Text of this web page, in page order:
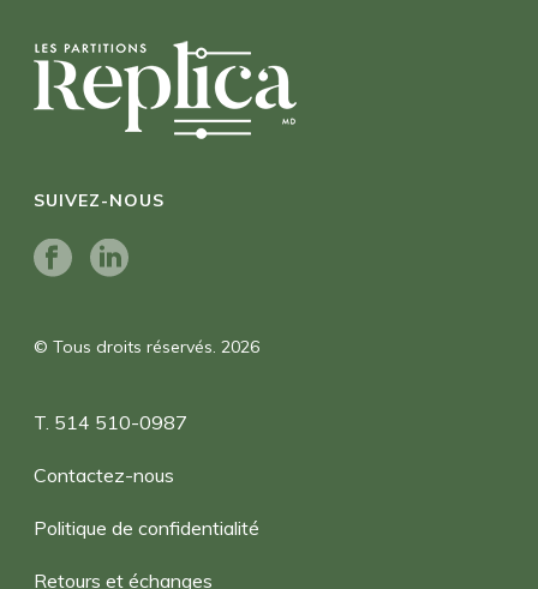
SUIVEZ-NOUS
© Tous droits réservés. 2026
T. 514 510-0987
Contactez-nous
Politique de confidentialité
Retours et échanges